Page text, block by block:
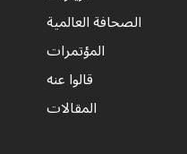
الصحافة العالمية
المؤتمرات
قالوا عنه
المقالات